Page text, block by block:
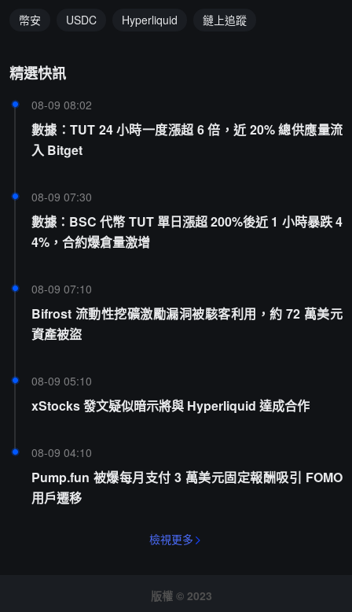
幣安 USDC Hyperliquid 鏈上追蹤
精選快訊
08-09 08:02
數據：TUT 24 小時一度漲超 6 倍，近 20% 總供應量流
入 Bitget
08-09 07:30
數據：BSC 代幣 TUT 單日漲超 200%後近 1 小時暴跌 4
4%，合約爆倉量激增
08-09 07:10
Bifrost 流動性挖礦激勵漏洞被駭客利用，約 72 萬美元
資產被盜
08-09 05:10
xStocks 發文疑似暗示將與 Hyperliquid 達成合作
08-09 04:10
Pump.fun 被爆每月支付 3 萬美元固定報酬吸引 FOMO
用戶遷移
檢視更多
版權 © 2023